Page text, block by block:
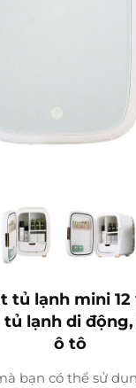
tủ lạnh mini
lạnh di
ô tô
bạn có thể sử